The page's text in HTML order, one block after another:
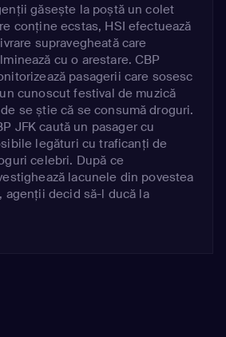
găsește la poștă un colet
conține ecstas, HSI efectuează
supravegheată care
cu o arestare. CBP
pasagerii care sosesc
cunoscut festival de muzică
se știe că se consumă droguri.
JFK caută un pasager cu
legături cu traficanți de
celebri. După ce
lacunele din povestea
agenții decid să-l ducă la